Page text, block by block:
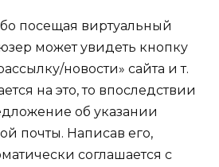
посещая виртуальный
может увидеть кнопку
новости» сайта и т.
на это, то впоследствии
об указании
почты. Написав его,
соглашается с